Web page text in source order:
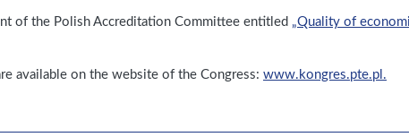
of the Polish Accreditation Committee entitled „Quality of
available on the website of the Congress: www.kongres.pte.pl.